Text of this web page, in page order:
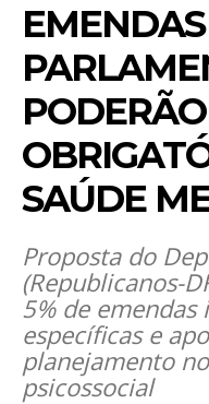
EMENDAS
SAÚDE
Proposta do
(Republicanos-
5% de
específicas e
planejamento
psicossocial